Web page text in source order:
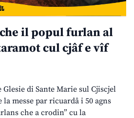
il popul furlan al
cul cjâf e vîf
di Sante Marie sul Cjiscjel
messe par ricuardâ i 50 agns
che a crodin” cu la